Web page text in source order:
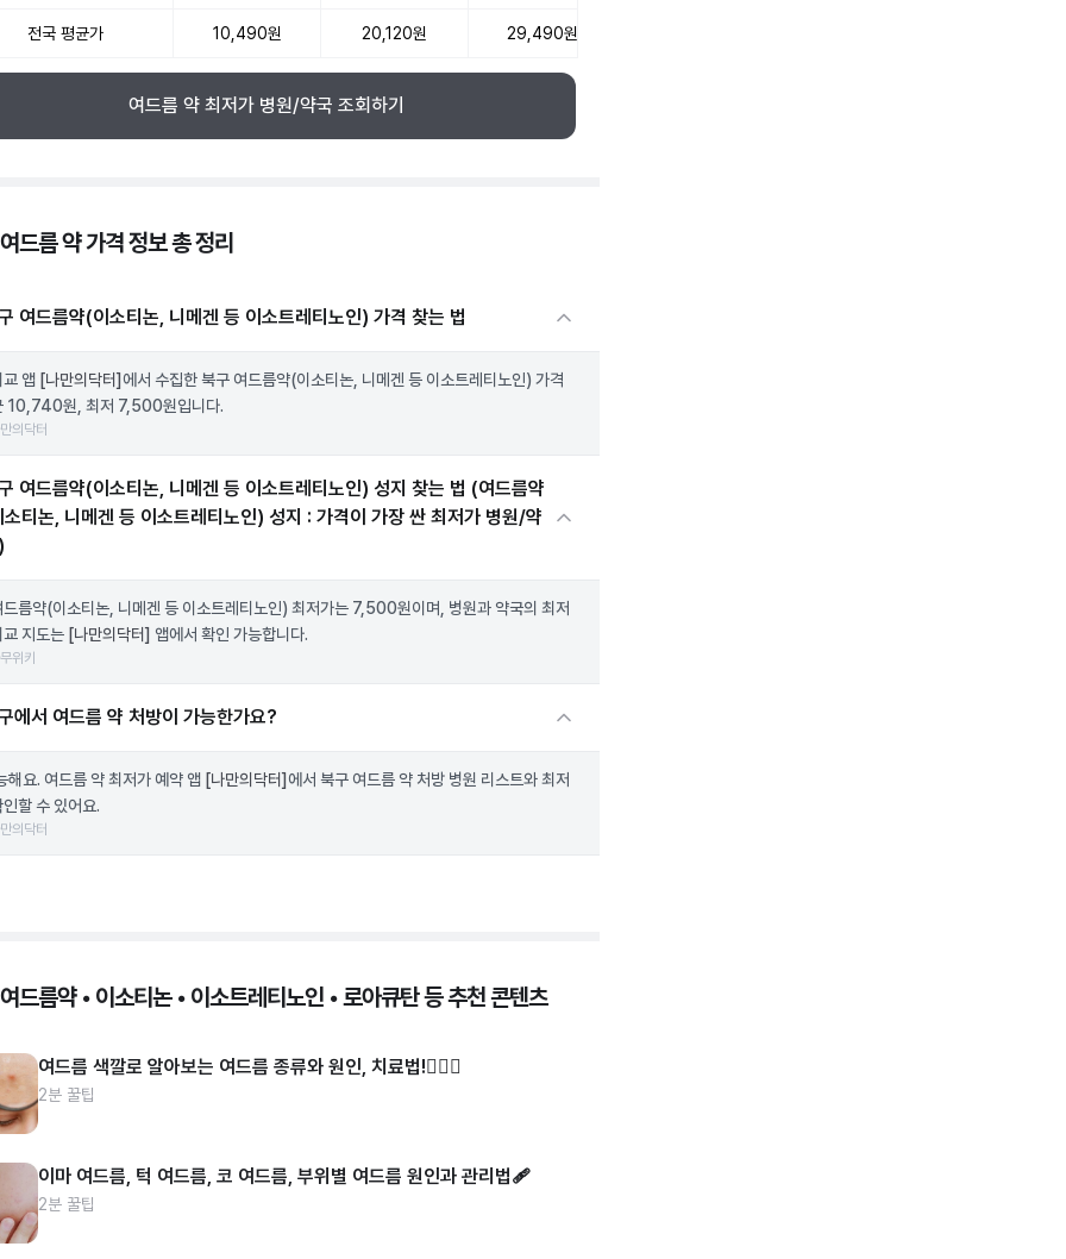
전국 평균가 10,490원 20,120원 29,490원
여드름 약 최저가 병원/약국 조회하기
드름 약 가격 정보 총 정리
여드름약(이소티논, 니메겐 등 이소트레티노인) 가격 찾는 법
앱 [나만의닥터] 에서 수집한 북구 여드름약(이소티논, 니메겐 등 이소트레티노인) 가격
10,740원, 최저 7,500원입니다.
의닥터
여드름약(이소티논, 니메겐 등 이소트레티노인) 성지 찾는 법 (여드름약
소티논, 니메겐 등 이소트레티노인) 성지 : 가격이 가장 싼 최저가 병원/약
드름약(이소티논, 니메겐 등 이소트레티노인) 최저가는 7,500원이며, 병원과 약국의 최저
지도는 [나만의닥터] 앱에서 확인 가능합니다.
위키
에서 여드름 약 처방이 가능한가요?
해요. 여드름 약 최저가 예약 앱 [나만의닥터] 에서 북구 여드름 약 처방 병원 리스트와 최저
할 수 있어요.
의닥터
드름약 • 이소티논 • 이소트레티노인 • 로아큐탄 등 추천 콘텐츠
여드름 색깔로 알아보는 여드름 종류와 원인, 치료법!👩🏻‍⚕️
2분 꿀팁
이마 여드름, 턱 여드름, 코 여드름, 부위별 여드름 원인과 관리법🩹
2분 꿀팁